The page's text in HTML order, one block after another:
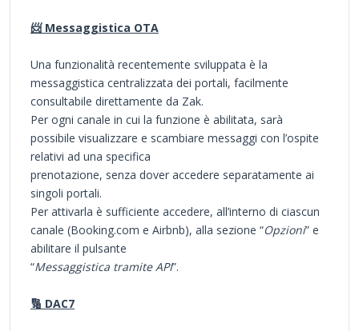
📨 Messaggistica OTA
Una funzionalità recentemente sviluppata è la
messaggistica centralizzata dei portali, facilmente
consultabile direttamente da Zak.
Per ogni canale in cui la funzione è abilitata, sarà
possibile visualizzare e scambiare messaggi con l’ospite
relativi ad una specifica
prenotazione, senza dover accedere separatamente ai
singoli portali.
Per attivarla è sufficiente accedere, all’interno di ciascun
canale (Booking.com e Airbnb), alla sezione “Opzioni” e
abilitare il pulsante
“Messaggistica tramite API”.
🔢 DAC7